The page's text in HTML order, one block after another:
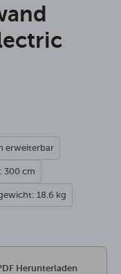
erweiterbar
300 cm
18.6 kg
Herunterladen